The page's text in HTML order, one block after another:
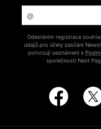
Odesláním registrace
údajů pro účely zasílání
potvrzuji seznámení s
společností Next